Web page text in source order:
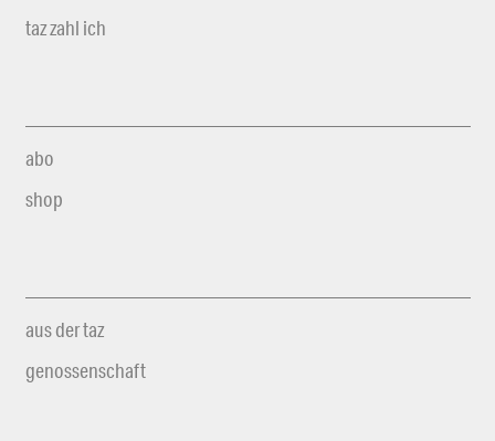
taz zahl ich
abo
shop
aus der taz
genossenschaft